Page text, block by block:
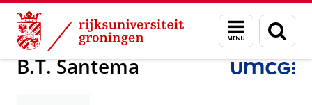
Skip
Content
Skip
Navigation
Menu
en
zoeken
Over ons B.T. Santema
B.T. Santema